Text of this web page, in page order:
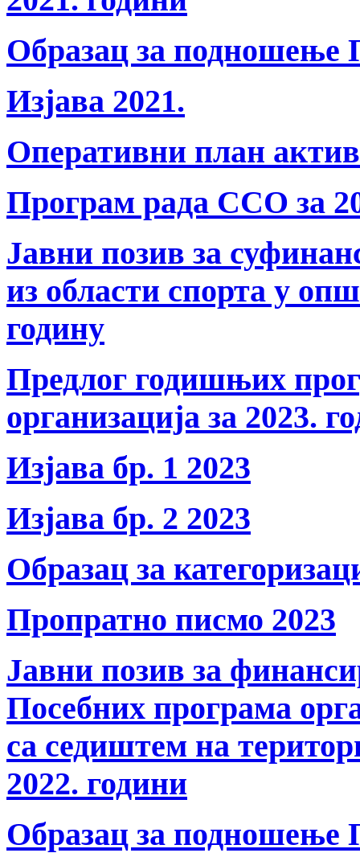
Образац за подношење
Изјава 2021.
Оперативни план
Програм рада ССО за
Јавни позив за
из области спорта у
годину
Предлог годишњих
организација за 2023.
Изјава бр. 1 2023
Изјава бр. 2 2023
Образац за
Пропратно писмо 2023
Јавни позив за
Посебних програма
са седиштем на
2022. години
Образац за подношење